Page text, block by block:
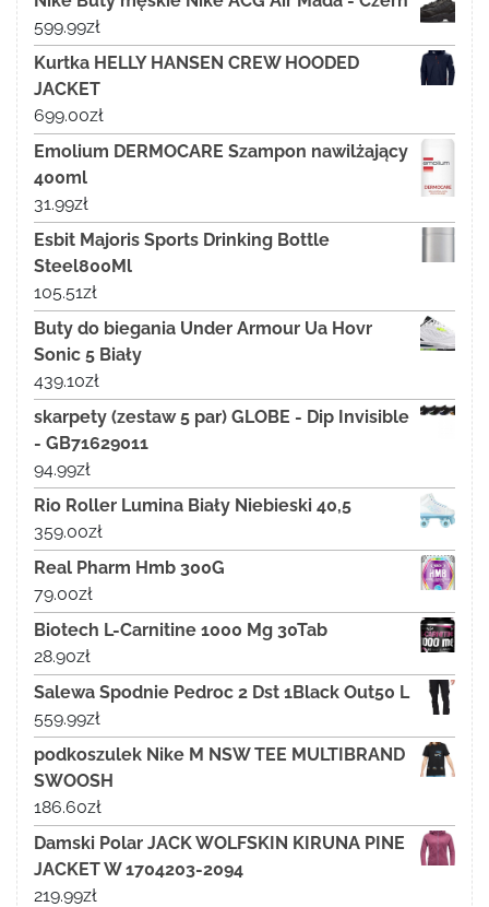
599.99zł
Kurtka HELLY HANSEN CREW HOODED
JACKET
699.00zł
Emolium DERMOCARE Szampon nawilżający
400ml
31.99zł
Esbit Majoris Sports Drinking Bottle
Steel800Ml
105.51zł
Buty do biegania Under Armour Ua Hovr
Sonic 5 Biały
439.10zł
skarpety (zestaw 5 par) GLOBE - Dip Invisible
- GB71629011
94.99zł
Rio Roller Lumina Biały Niebieski 40,5
359.00zł
Real Pharm Hmb 300G
79.00zł
Biotech L-Carnitine 1000 Mg 30Tab
28.90zł
Salewa Spodnie Pedroc 2 Dst 1Black Out50 L
559.99zł
podkoszulek Nike M NSW TEE MULTIBRAND
SWOOSH
186.60zł
Damski Polar JACK WOLFSKIN KIRUNA PINE
JACKET W 1704203-2094
219.99zł